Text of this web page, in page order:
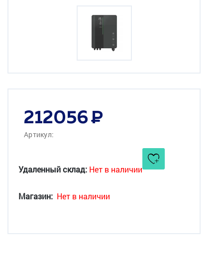
212056
Артикул:
Удаленный склад: Нет в наличии
Магазин: Нет в наличии